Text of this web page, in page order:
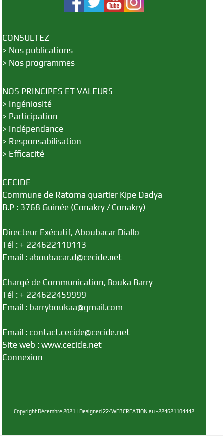
CONSULTEZ
> Nos publications
> Nos programmes
NOS PRINCIPES ET VALEURS
> Ingéniosité
> Participation
> Indépendance
> Responsabilisation
> Efficacité
CECIDE
Commune de Ratoma quartier Kipe Dadya
B.P : 3768 Guinée (Conakry / Conakry)
Directeur Exécutif, Aboubacar Diallo
Tél : + 224622110113
Email : aboubacar.d@cecide.net
Chargé de Communication, Bouka Barry
Tél : + 224622459999
Email : barryboukaa@gmail.com
Email : contact.cecide@cecide.net
Site web : www.cecide.net
Connexion
Copyright Décembre 2021 | Designed 224WEBCREATION au +224621104442